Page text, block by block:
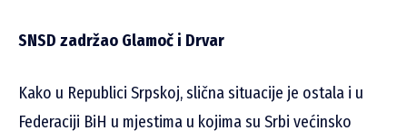
SNSD zadržao Glamoč i Drvar
Kako u Republici Srpskoj, slična situacije je ostala i u
Federaciji BiH u mjestima u kojima su Srbi većinsko